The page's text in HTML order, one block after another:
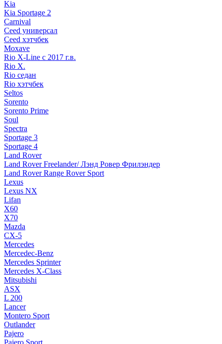
Kia
Kia Sportage 2
Carnival
Ceed универсал
Ceed хэтчбек
Moxave
Rio X-Line c 2017 г.в.
Rio X.
Rio седан
Rio хэтчбек
Seltos
Sorento
Sorento Prime
Soul
Spectra
Sportage 3
Sportage 4
Land Rover
Land Rover Freelander/ Лэнд Ровер Фрилэндер
Land Rover Range Rover Sport
Lexus
Lexus NX
Lifan
X60
X70
Mazda
CX-5
Mercedes
Mercedec-Benz
Mercedes Sprinter
Mercedes X-Class
Mitsubishi
ASX
L 200
Lancer
Montero Sport
Outlander
Pajero
Pajero Sport